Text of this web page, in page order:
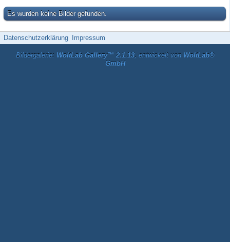
Es wurden keine Bilder gefunden.
Datenschutzerklärung Impressum
Bildergalerie: WoltLab Gallery™ 2.1.13, entwickelt von WoltLab®
GmbH